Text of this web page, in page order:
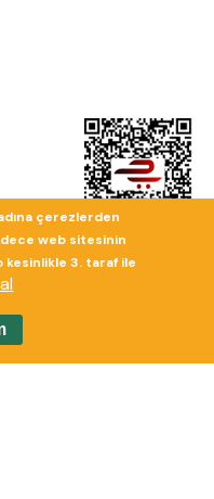
çerezlerden
web sitesinin
3. taraf ile